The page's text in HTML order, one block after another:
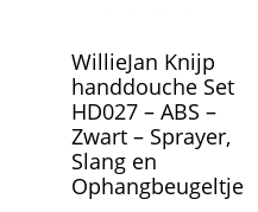
WillieJan Knijp
handdouche Set
HD027 – ABS –
Zwart – Sprayer,
Slang en
Ophangbeugeltje